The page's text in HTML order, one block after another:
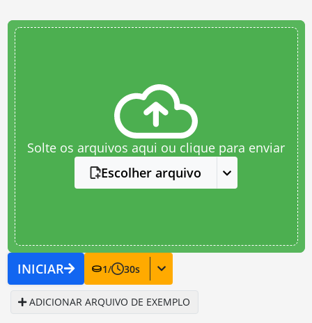
Solte os arquivos aqui ou clique para enviar
Escolher arquivo
INICIAR 1/ 30s
ADICIONAR ARQUIVO DE EXEMPLO